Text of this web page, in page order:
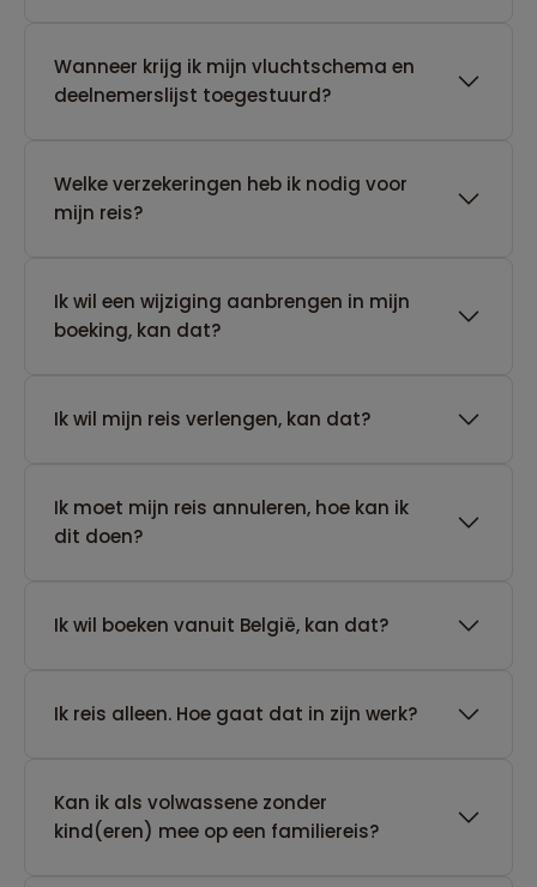
Wanneer krijg ik mijn vluchtschema en
deelnemerslijst toegestuurd?
Welke verzekeringen heb ik nodig voor
mijn reis?
Ik wil een wijziging aanbrengen in mijn
boeking, kan dat?
Ik wil mijn reis verlengen, kan dat?
Ik moet mijn reis annuleren, hoe kan ik
dit doen?
Ik wil boeken vanuit België, kan dat?
​Ik reis alleen. Hoe gaat dat in zijn werk?
Kan ik als volwassene zonder
kind(eren) mee op een familiereis?